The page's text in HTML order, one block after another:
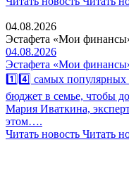
04.08.2026
Эстафета «Мои
04.08.2026
Эстафета «Мои
1️⃣4️⃣ самых популярных
бюджет в семье, чтобы
Мария Иваткина,
этом….
Читать новость Читать